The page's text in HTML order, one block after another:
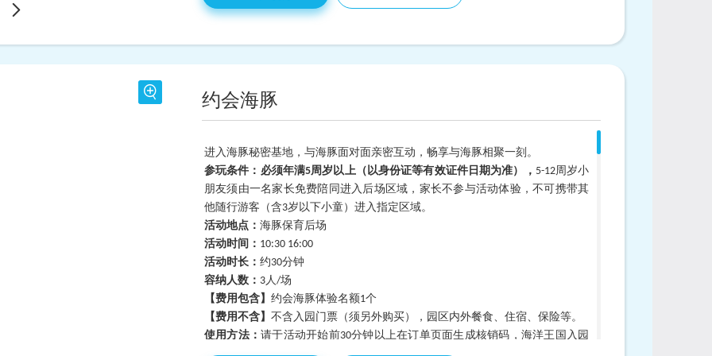
候。
约会海豚
进入海豚秘密基地，与海豚面对面亲密互动，畅享与海豚相聚一刻。
参玩条件：必须年满5周岁以上（以身份证等有效证件日期为准）， 5-12周岁小
朋友须由一名家长免费陪同进入后场区域，家长不参与活动体验，不可携带其
他随行游客（含3岁以下小童）进入指定区域。
活动地点： 海豚保育后场
活动时间： 10:30 16:00
活动时长： 约30分钟
容纳人数： 3人/场
【费用包含】 约会海豚体验名额1个
【费用不含】 不含入园门票（须另外购买），园区内外餐食、住宿、保险等。
使用方法：请于活动开始前30分钟以上在订单页面生成核销码，海洋王国入园